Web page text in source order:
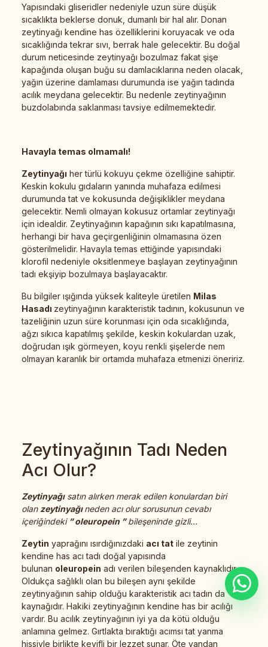
Yapısındaki gliseridler nedeniyle uzun süre düşük
sıcaklıkta beklerse donuk, dumanlı bir hal alır. Donan
zeytinyağı kendine has özelliklerini koruyacak ve oda
sıcaklığında tekrar sıvı, berrak hale gelecektir. Bu doğal
durum neticesinde zeytinyağı bozulmaz fakat şişe
kapağında oluşan buğu su damlacıklarına neden olacak,
yağın üzerine damlaması durumunda ise yağın tadında
acılık meydana gelecektir. Bu nedenle zeytinyağının
buzdolabında saklanması tavsiye edilmemektedir.
Havayla temas olmamalı!
Zeytinyağı her türlü kokuyu çekme özelliğine sahiptir.
Keskin kokulu gıdaların yanında muhafaza edilmesi
durumunda tat ve kokusunda değişiklikler meydana
gelecektir. Nemli olmayan kokusuz ortamlar zeytinyağı
için idealdir. Zeytinyağının kapağının sıkı kapatılmasına,
herhangi bir hava geçirgenliğinin olmamasına özen
gösterilmelidir. Havayla temas ettiğinde yapısındaki
klorofil nedeniyle oksitlenmeye başlayan zeytinyağının
tadı ekşiyip bozulmaya başlayacaktır.
Bu bilgiler ışığında yüksek kaliteyle üretilen Milas
Hasadı zeytinyağının karakteristik tadının, kokusunun ve
tazeliğinin uzun süre korunması için oda sıcaklığında,
ağzı sıkıca kapatılmış şekilde, keskin kokulardan uzak,
doğrudan ışık görmeyen, koyu renkli şişelerde nem
olmayan karanlık bir ortamda muhafaza etmenizi öneririz.
Zeytinyağının Tadı Neden
Acı Olur?
Zeytinyağısatın alırken merak edilen konulardan biri
olan zeytinyağıneden acı olur sorusunun cevabı
içeriğindeki ” oleuropein ”bileşeninde gizli…
Zeytin yaprağını ısırdığınızdaki acı tat ile zeytinin
kendine has acı tadı doğal yapısında
bulunan oleuropein adı verilen bileşenden kaynaklıdır.
Oldukça sağlıklı olan bu bileşen aynı şekilde
zeytinyağının sahip olduğu karakteristik acı tadın da
kaynağıdır. Hakiki zeytinyağının kendine has bir acılığı
vardır. Bu acılık zeytinyağının iyi ya da kötü olduğu
anlamına gelmez. Gırtlakta bıraktığı acımsı tat yanma
hissiyle birlikte keyifli bir lezzet sunar. Öte yandan